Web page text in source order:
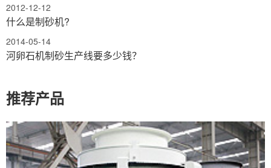
2012-12-12
什么是制砂机?
2014-05-14
河卵石机制砂生产线要多少钱？
推荐产品